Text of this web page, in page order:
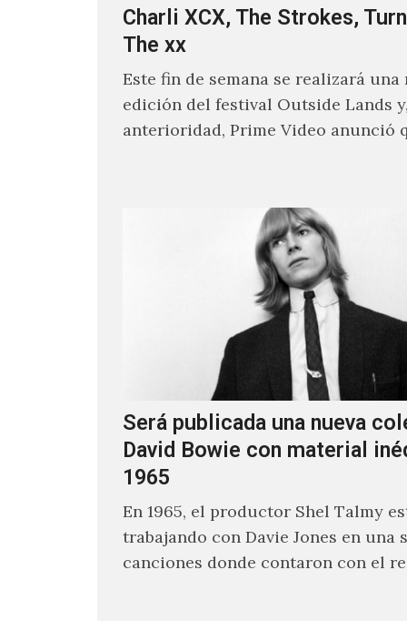
Charli XCX, The Strokes,
The xx
Este fin de semana se realizará una
edición del festival Outside Lands
anterioridad, Prime Video anunció
Será publicada una nueva
David Bowie con material
1965
En 1965, el productor Shel Talmy
trabajando con Davie Jones en una
canciones donde contaron con el